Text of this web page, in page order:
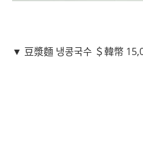
▼ 豆漿麵 냉콩국수 ＄韓幣